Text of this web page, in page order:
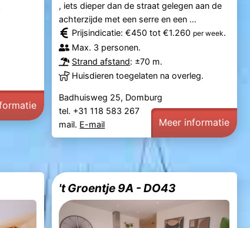
, iets dieper dan de straat gelegen aan de
achterzijde met een serre en een ...
Prijsindicatie: €450 tot €1.260 per week.
Max. 3 personen.
Strand afstand: ±70 m.
Huisdieren toegelaten na overleg.
Badhuisweg 25, Domburg
tel. +31 118 583 267
mail. E-mail Meer informatie
't Groentje 9A - DO43